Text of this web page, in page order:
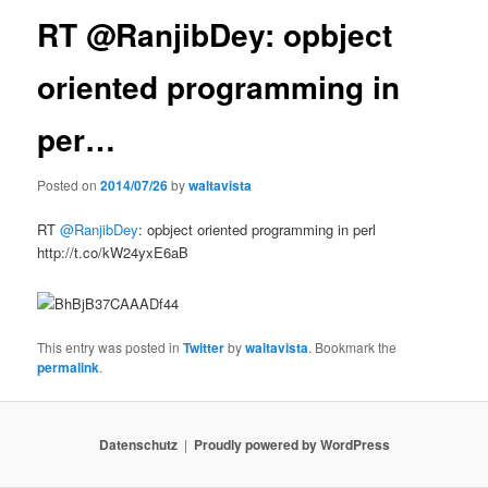
RT @RanjibDey: opbject
oriented programming in
per…
Posted on2014/07/26bywaltavista
RT@RanjibDey: opbject oriented programming in perl
http://t.co/kW24yxE6aB
This entry was posted inTwitterbywaltavista. Bookmark the
permalink.
Datenschutz Proudly powered by WordPress